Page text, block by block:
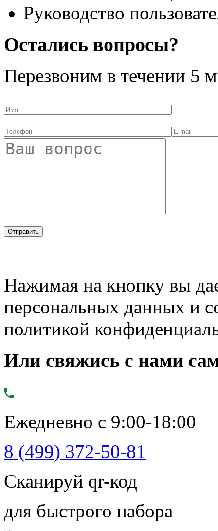
Руководство
Остались вопросы?
Перезвоним в течении 5
Нажимая на кнопку вы
персональных данных и
политикой
Или свяжись с нами
Ежедневно с 9:00-18:00
8 (499) 372-50-81
Сканируй qr-код
для быстрого набора